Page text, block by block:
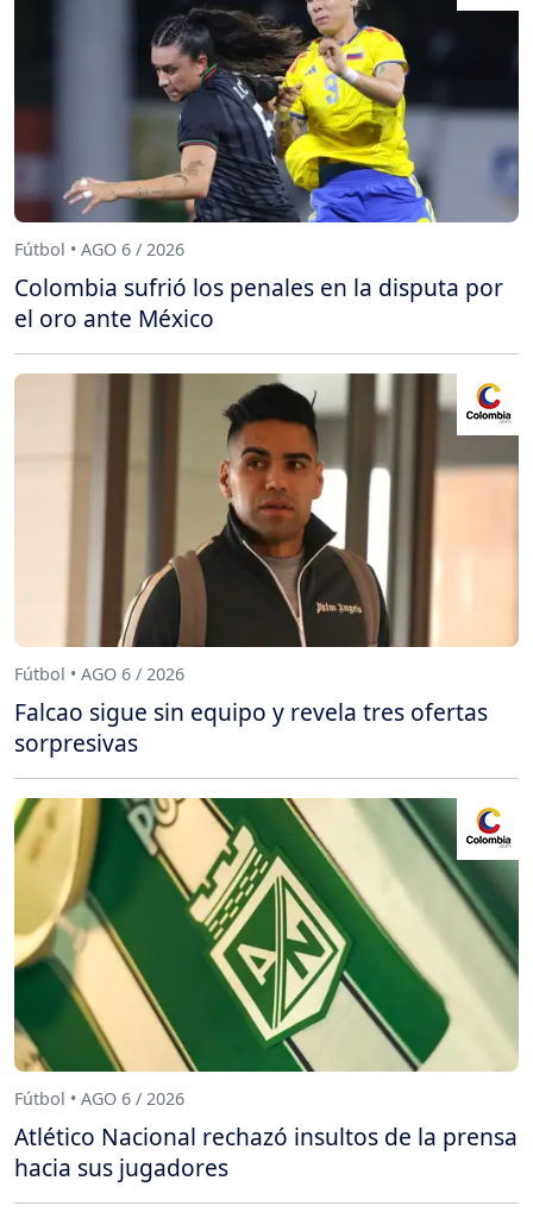
Fútbol • AGO 6 / 2026
Colombia sufrió los penales en la disputa por
el oro ante México
Fútbol • AGO 6 / 2026
Falcao sigue sin equipo y revela tres ofertas
sorpresivas
Fútbol • AGO 6 / 2026
Atlético Nacional rechazó insultos de la prensa
hacia sus jugadores